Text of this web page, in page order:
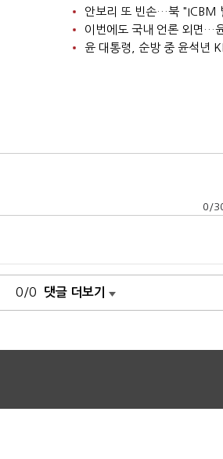
안보리 또 빈손…북 "ICBM
이번에도 국내 언론 외면…
윤 대통령, 순방 중 윤석년
0 /
0/0 댓글 더보기